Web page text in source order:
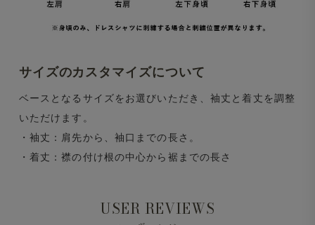
サイズのカスタマイズについて
ベースとなるサイズをお選びいただき、袖丈と着丈を調整
いただけます。
・袖丈：肩先から、袖口までの長さ。
・着丈：襟の付け根の中心から裾までの長さ
USER REVIEWS